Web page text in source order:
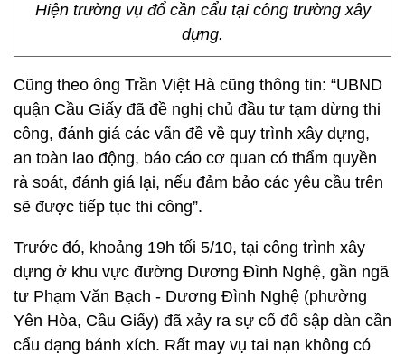
Hiện trường vụ đổ cần cẩu tại công trường xây
dựng.
Cũng theo ông Trần Việt Hà cũng thông tin: “UBND
quận Cầu Giấy đã đề nghị chủ đầu tư tạm dừng thi
công, đánh giá các vấn đề về quy trình xây dựng,
an toàn lao động, báo cáo cơ quan có thẩm quyền
rà soát, đánh giá lại, nếu đảm bảo các yêu cầu trên
sẽ được tiếp tục thi công”.
Trước đó, khoảng 19h tối 5/10, tại công trình xây
dựng ở khu vực đường Dương Đình Nghệ, gần ngã
tư Phạm Văn Bạch - Dương Đình Nghệ (phường
Yên Hòa, Cầu Giấy) đã xảy ra sự cố đổ sập dàn cần
cẩu dạng bánh xích. Rất may vụ tai nạn không có